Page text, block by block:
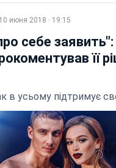
10 июня 2018 · 19:15
себе заявить":
її
в усьому підтримує